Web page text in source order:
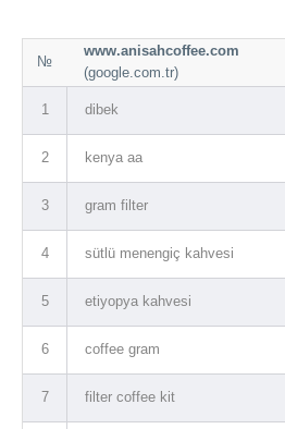
№
www.anisahcoffee.com
(google.com.tr)
1 dibek
2 kenya aa
3 gram filter
4 sütlü menengiç kahvesi
5 etiyopya kahvesi
6 coffee gram
7 filter coffee kit